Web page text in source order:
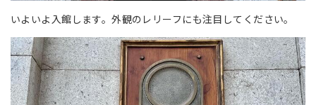
いよいよ入館します。外観のレリーフにも注目してください。